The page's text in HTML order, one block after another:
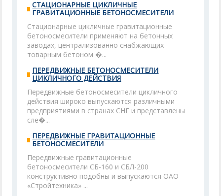
СТАЦИОНАРНЫЕ ЦИКЛИЧНЫЕ
ГРАВИТАЦИОННЫЕ БЕТОНОСМЕСИТЕЛИ
Стационарные цикличные гравитационные
бетоносмесители применяют на бетонных
заводах, централизованно снабжающих
товарным бетоном �...
ПЕРЕДВИЖНЫЕ БЕТОНОСМЕСИТЕЛИ
ЦИКЛИЧНОГО ДЕЙСТВИЯ
Передвижные бетоносмесители цикличного
действия широко выпускаются различными
предприятиями в странах СНГ и представлены
сле�...
ПЕРЕДВИЖНЫЕ ГРАВИТАЦИОННЫЕ
БЕТОНОСМЕСИТЕЛИ
Передвижные гравитационные
бетоносмесители СБ-160 и СБЛ-200
конструктивно подобны и выпускаются ОАО
«Стройтехника» ...